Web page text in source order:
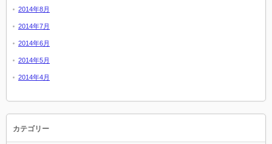
2014年8月
2014年7月
2014年6月
2014年5月
2014年4月
カテゴリー